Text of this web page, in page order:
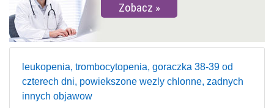
Zobacz
leukopenia, trombocytopenia, goraczka 38-39 od
czterech dni, powiekszone wezly chlonne, zadnych
innych objawow